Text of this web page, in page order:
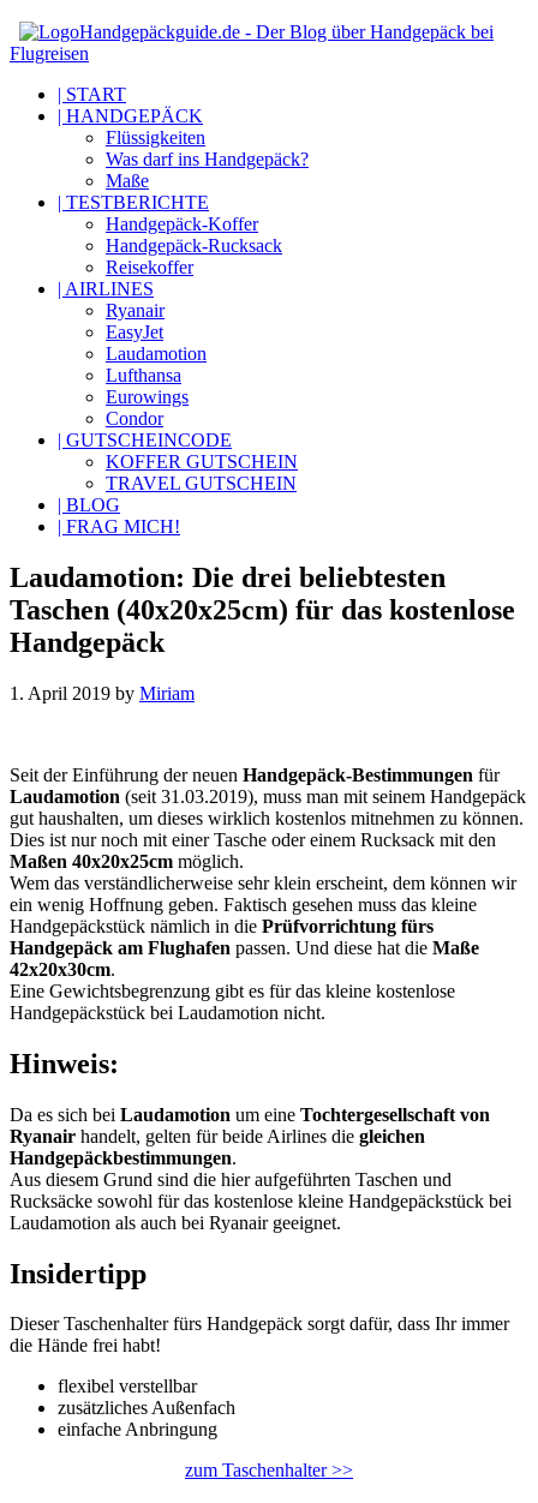
Handgepäckguide.de - Der Blog über Handgepäck bei
Flugreisen
| START
| HANDGEPÄCK
Flüssigkeiten
Was darf ins Handgepäck?
Maße
| TESTBERICHTE
Handgepäck-Koffer
Handgepäck-Rucksack
Reisekoffer
| AIRLINES
Ryanair
EasyJet
Laudamotion
Lufthansa
Eurowings
Condor
| GUTSCHEINCODE
KOFFER GUTSCHEIN
TRAVEL GUTSCHEIN
| BLOG
| FRAG MICH!
Laudamotion: Die drei beliebtesten
Taschen (40x20x25cm) für das kostenlose
Handgepäck
1. April 2019 by Miriam
Seit der Einführung der neuen Handgepäck-Bestimmungen für
Laudamotion (seit 31.03.2019), muss man mit seinem Handgepäck
gut haushalten, um dieses wirklich kostenlos mitnehmen zu können.
Dies ist nur noch mit einer Tasche oder einem Rucksack mit den
Maßen 40x20x25cm möglich.
Wem das verständlicherweise sehr klein erscheint, dem können wir
ein wenig Hoffnung geben. Faktisch gesehen muss das kleine
Handgepäckstück nämlich in die Prüfvorrichtung fürs
Handgepäck am Flughafen passen. Und diese hat die Maße
42x20x30cm.
Eine Gewichtsbegrenzung gibt es für das kleine kostenlose
Handgepäckstück bei Laudamotion nicht.
Hinweis:
Da es sich bei Laudamotion um eine Tochtergesellschaft von
Ryanair handelt, gelten für beide Airlines die gleichen
Handgepäckbestimmungen.
Aus diesem Grund sind die hier aufgeführten Taschen und
Rucksäcke sowohl für das kostenlose kleine Handgepäckstück bei
Laudamotion als auch bei Ryanair geeignet.
Insidertipp
Dieser Taschenhalter fürs Handgepäck sorgt dafür, dass Ihr immer
die Hände frei habt!
flexibel verstellbar
zusätzliches Außenfach
einfache Anbringung
zum Taschenhalter >>